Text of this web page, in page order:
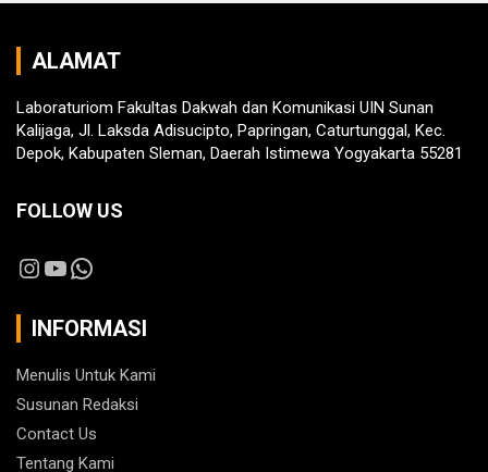
ALAMAT
Laboraturiom Fakultas Dakwah dan Komunikasi UIN Sunan
Kalijaga, Jl. Laksda Adisucipto, Papringan, Caturtunggal, Kec.
Depok, Kabupaten Sleman, Daerah Istimewa Yogyakarta 55281
FOLLOW US
Instagram
YouTube
WhatsApp
INFORMASI
Menulis Untuk Kami
Susunan Redaksi
Contact Us
Tentang Kami